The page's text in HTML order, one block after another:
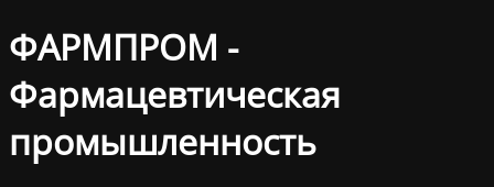
ФАРМПРОМ -
Фармацевтическая
промышленность